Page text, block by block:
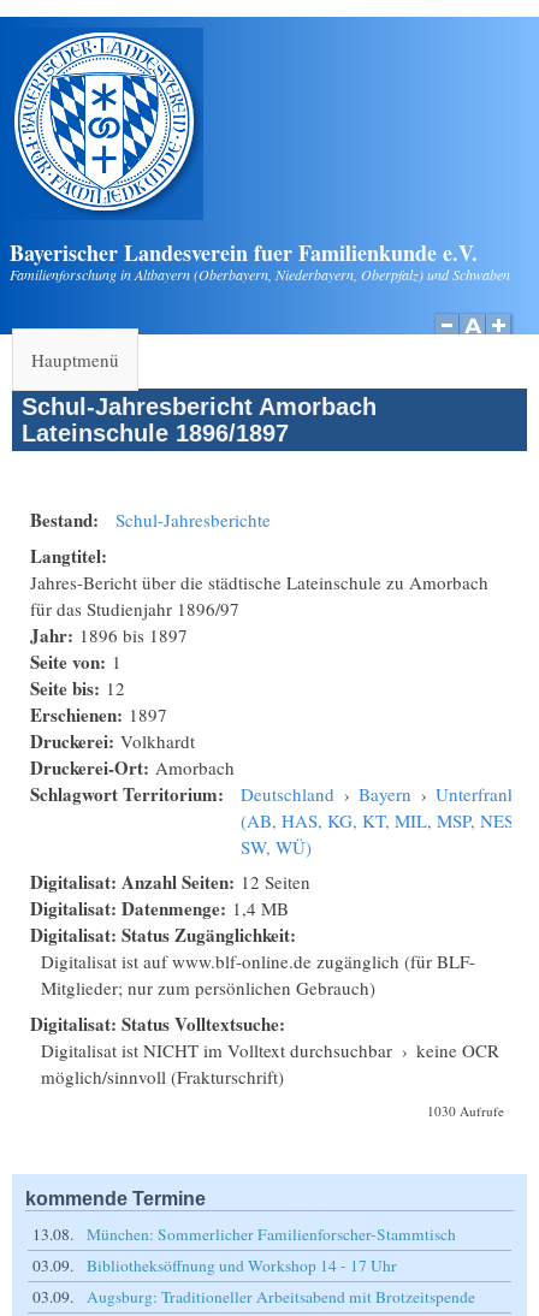
Direkt zum Inhalt
Bayerischer Landesverein fuer Familienkunde e.V.
Familienforschung in Altbayern (Oberbayern, Niederbayern, Oberpfalz) und Schwaben
Hauptmenü
Schul-Jahresbericht Amorbach
Lateinschule 1896/1897
Bestand: Schul-Jahresberichte
Langtitel:
Jahres-Bericht über die städtische Lateinschule zu Amorbach
für das Studienjahr 1896/97
Jahr: 1896 bis 1897
Seite von: 1
Seite bis: 12
Erschienen: 1897
Druckerei: Volkhardt
Druckerei-Ort: Amorbach
Schlagwort Territorium: Deutschland › Bayern › Unterfranken
(AB, HAS, KG, KT, MIL, MSP, NES,
SW, WÜ)
Digitalisat: Anzahl Seiten: 12 Seiten
Digitalisat: Datenmenge: 1,4 MB
Digitalisat: Status Zugänglichkeit:
Digitalisat ist auf www.blf-online.de zugänglich (für BLF-
Mitglieder; nur zum persönlichen Gebrauch)
Digitalisat: Status Volltextsuche:
Digitalisat ist NICHT im Volltext durchsuchbar › keine OCR
möglich/sinnvoll (Frakturschrift)
1030 Aufrufe
kommende Termine
13.08.
München: Sommerlicher Familienforscher-Stammtisch
03.09.
Bibliotheksöffnung und Workshop 14 - 17 Uhr
03.09.
Augsburg: Traditioneller Arbeitsabend mit Brotzeitspende